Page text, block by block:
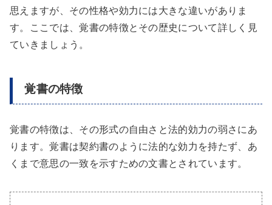
思えますが、その性格や効力には大きな違いがありま
す。ここでは、覚書の特徴とその歴史について詳しく見
ていきましょう。
覚書の特徴
覚書の特徴は、その形式の自由さと法的効力の弱さにあ
ります。覚書は契約書のように法的な効力を持たず、あ
くまで意思の一致を示すための文書とされています。